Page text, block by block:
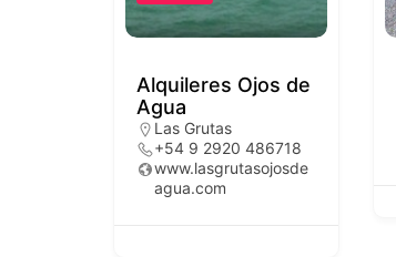
Alquileres Ojos de
Agua
Las Grutas
+54 9 2920 486718
www.lasgrutasojosde
agua.com